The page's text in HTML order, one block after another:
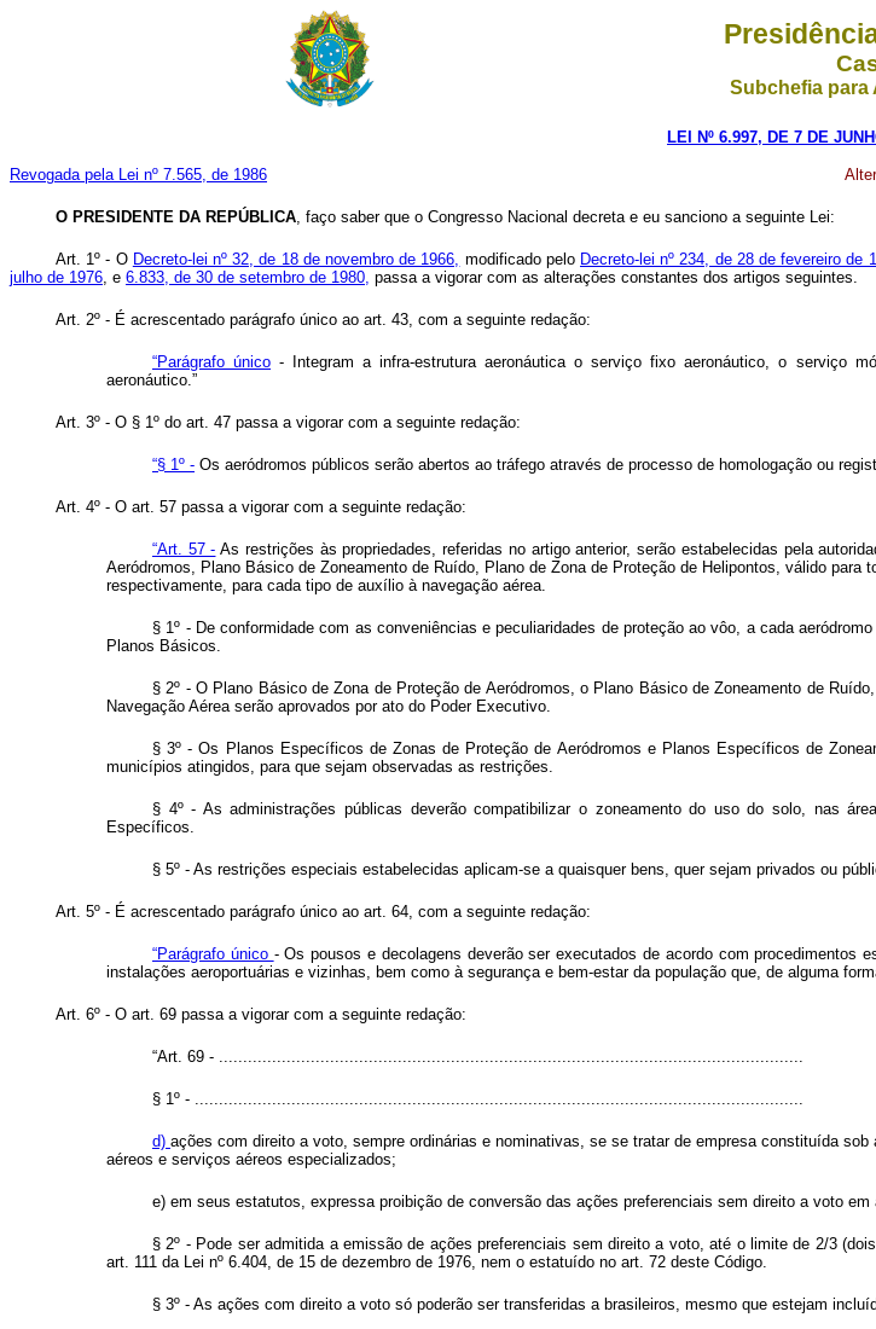
Subchefia
LEI Nº 6.997, DE 7 DE
Revogada pela Lei nº 7.565, de 1986
O PRESIDENTE DA REPÚBLICA, faço saber que o Congresso Nacional decreta e eu sanciono a seguinte Lei:
Art. 1º - O Decreto-lei nº 32, de 18 de novembro de 1966, modificado pelo Decreto-lei nº 234, de 28 de fevereiro de
julho de 1976, e 6.833, de 30 de setembro de 1980, passa a vigorar com as alterações constantes dos artigos seguintes.
Art. 2º - É acrescentado parágrafo único ao art. 43, com a seguinte redação:
“Parágrafo único - Integram a infra-estrutura aeronáutica o serviço fixo aeronáutico, o serviço
aeronáutico.”
Art. 3º - O § 1º do art. 47 passa a vigorar com a seguinte redação:
“§ 1º - Os aeródromos públicos serão abertos ao tráfego através de processo de homologação ou
Art. 4º - O art. 57 passa a vigorar com a seguinte redação:
“Art. 57 - As restrições às propriedades, referidas no artigo anterior, serão estabelecidas pela
Aeródromos, Plano Básico de Zoneamento de Ruído, Plano de Zona de Proteção de Helipontos, válido
respectivamente, para cada tipo de auxílio à navegação aérea.
§ 1º - De conformidade com as conveniências e peculiaridades de proteção ao vôo, a cada
Planos Básicos.
§ 2º - O Plano Básico de Zona de Proteção de Aeródromos, o Plano Básico de Zoneamento de
Navegação Aérea serão aprovados por ato do Poder Executivo.
§ 3º - Os Planos Específicos de Zonas de Proteção de Aeródromos e Planos Específicos de
municípios atingidos, para que sejam observadas as restrições.
§ 4º - As administrações públicas deverão compatibilizar o zoneamento do uso do solo, nas
Específicos.
§ 5º - As restrições especiais estabelecidas aplicam-se a quaisquer bens, quer sejam privados ou
Art. 5º - É acrescentado parágrafo único ao art. 64, com a seguinte redação:
“Parágrafo único - Os pousos e decolagens deverão ser executados de acordo com procedimentos
instalações aeroportuárias e vizinhas, bem como à segurança e bem-estar da população que, de alguma
Art. 6º - O art. 69 passa a vigorar com a seguinte redação:
“Art. 69 - .........................................................................................................................
§ 1º - ..............................................................................................................................
d) ações com direito a voto, sempre ordinárias e nominativas, se se tratar de empresa constituída
aéreos e serviços aéreos especializados;
e) em seus estatutos, expressa proibição de conversão das ações preferenciais sem direito a voto
§ 2º - Pode ser admitida a emissão de ações preferenciais sem direito a voto, até o limite de 2/3
art. 111 da Lei nº 6.404, de 15 de dezembro de 1976, nem o estatuído no art. 72 deste Código.
§ 3º - As ações com direito a voto só poderão ser transferidas a brasileiros, mesmo que estejam